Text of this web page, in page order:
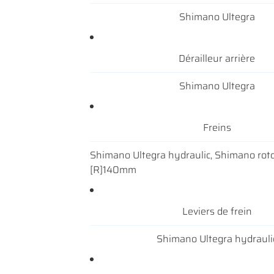
Shimano Ultegra
Dérailleur arrière
Shimano Ultegra
Freins
Shimano Ultegra hydraulic, Shimano
[R]140mm
Leviers de frein
Shimano Ultegra